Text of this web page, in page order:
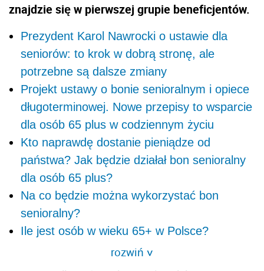
znajdzie się w pierwszej grupie beneficjentów.
Prezydent Karol Nawrocki o ustawie dla
seniorów: to krok w dobrą stronę, ale
potrzebne są dalsze zmiany
Projekt ustawy o bonie senioralnym i opiece
długoterminowej. Nowe przepisy to wsparcie
dla osób 65 plus w codziennym życiu
Kto naprawdę dostanie pieniądze od
państwa? Jak będzie działał bon senioralny
dla osób 65 plus?
Na co będzie można wykorzystać bon
senioralny?
Ile jest osób w wieku 65+ w Polsce?
rozwiń>